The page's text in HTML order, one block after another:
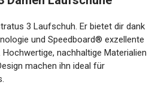
und Speedboard®
Stabilität. Hochwertige,
das ansprechende Design
jeden Levels.